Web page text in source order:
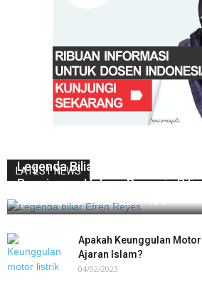
LATEST NEWS
Legenda Biliar Efren Reyes
Bagaimana Hukum Bermain
Asrorul Muvida - 07/04/2023 0
Apakah Keunggulan
Ajaran Islam?
04/02/2023